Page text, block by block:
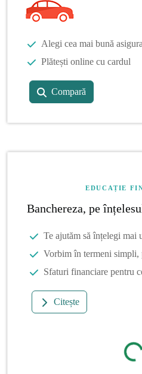
Alegi cea mai bună
Plătești online cu cardul
Compară
EDUCAȚIE
Banchereza, pe
Te ajutăm să înțelegi mai
Vorbim în termeni simpli,
Sfaturi financiare pentru
Citește